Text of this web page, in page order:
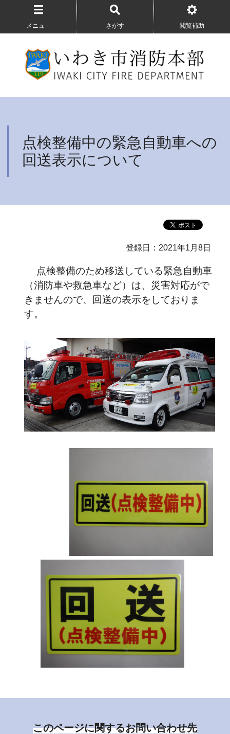
メニュ－ さがす 閲覧補助
点検整備中の緊急自動車への
回送表示について
登録日：2021年1月8日
点検整備のため移送している緊急自動車
（消防車や救急車など）は、災害対応がで
きませんので、回送の表示をしておりま
す。
このページに関するお問い合わせ先